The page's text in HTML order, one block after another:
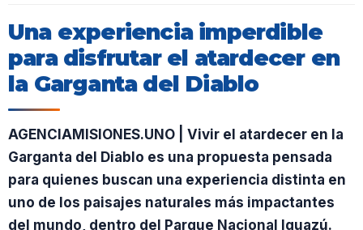
Una experiencia imperdible
para disfrutar el atardecer en
la Garganta del Diablo
AGENCIAMISIONES.UNO | Vivir el atardecer en la
Garganta del Diablo es una propuesta pensada
para quienes buscan una experiencia distinta en
uno de los paisajes naturales más impactantes
del mundo, dentro del Parque Nacional Iguazú.